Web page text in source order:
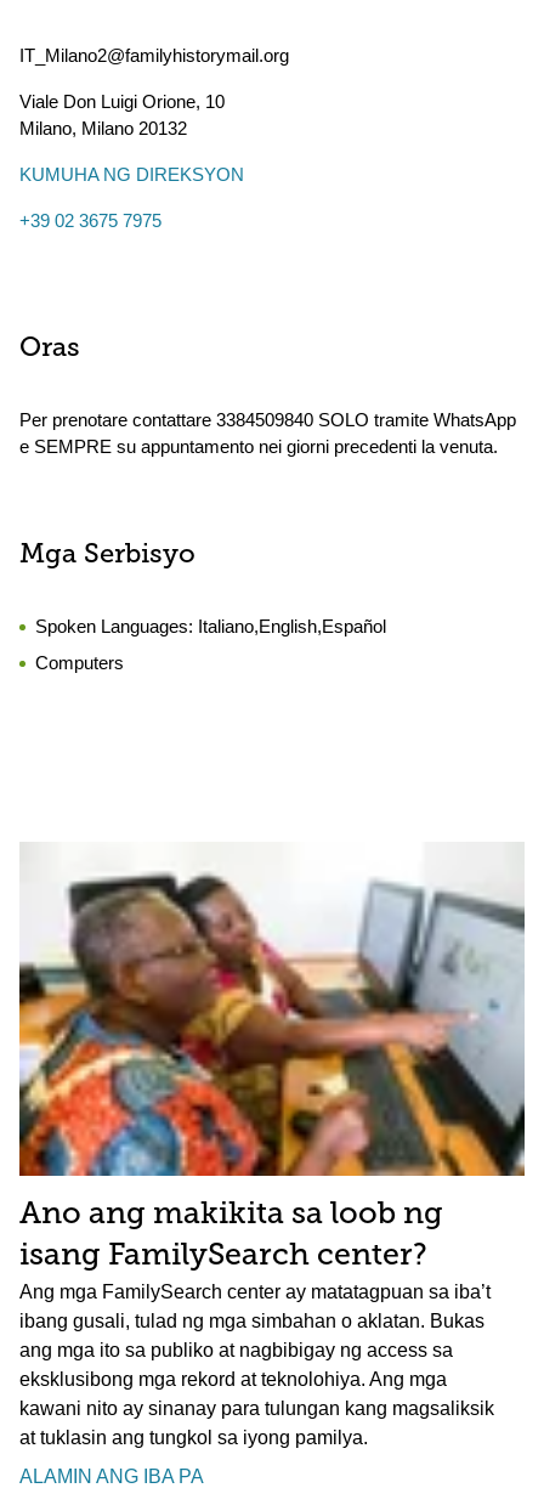
IT_Milano2@familyhistorymail.org
Viale Don Luigi Orione, 10
Milano, Milano 20132
KUMUHA NG DIREKSYON
+39 02 3675 7975
Oras
Per prenotare contattare 3384509840 SOLO tramite WhatsApp
e SEMPRE su appuntamento nei giorni precedenti la venuta.
Mga Serbisyo
Spoken Languages: Italiano,English,Español
Computers
Ano ang makikita sa loob ng
isang FamilySearch center?
Ang mga FamilySearch center ay matatagpuan sa iba’t
ibang gusali, tulad ng mga simbahan o aklatan. Bukas
ang mga ito sa publiko at nagbibigay ng access sa
eksklusibong mga rekord at teknolohiya. Ang mga
kawani nito ay sinanay para tulungan kang magsaliksik
at tuklasin ang tungkol sa iyong pamilya.
ALAMIN ANG IBA PA